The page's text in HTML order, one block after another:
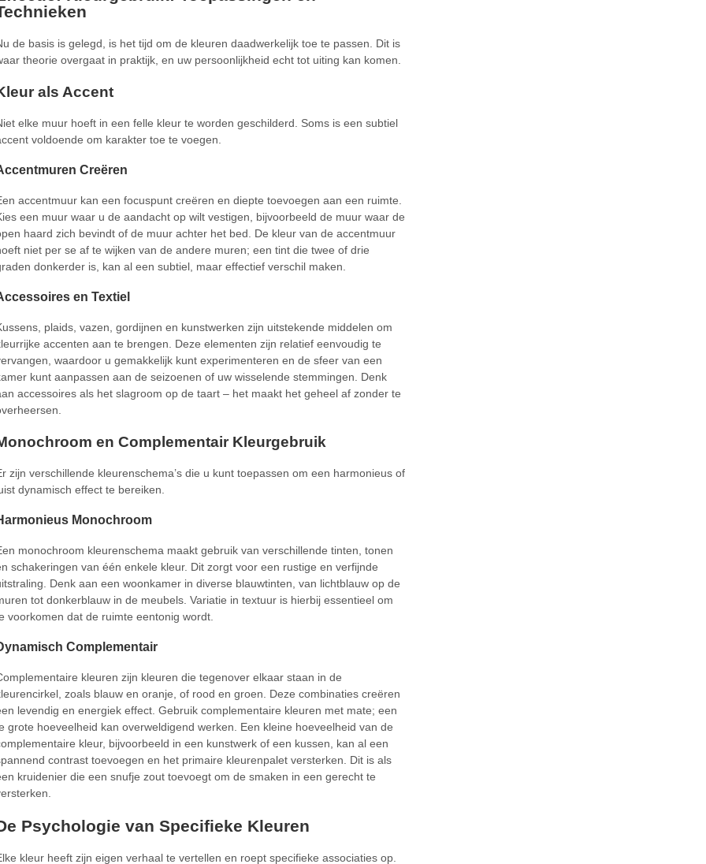
de basis is gelegd, is het tijd om de kleuren daadwerkelijk toe te passen. Dit is
theorie overgaat in praktijk, en uw persoonlijkheid echt tot uiting kan komen.
als Accent
elke muur hoeft in een felle kleur te worden geschilderd. Soms is een subtiel
voldoende om karakter toe te voegen.
Creëren
accentmuur kan een focuspunt creëren en diepte toevoegen aan een ruimte.
een muur waar u de aandacht op wilt vestigen, bijvoorbeeld de muur waar de
haard zich bevindt of de muur achter het bed. De kleur van de accentmuur
niet per se af te wijken van de andere muren; een tint die twee of drie
donkerder is, kan al een subtiel, maar effectief verschil maken.
en Textiel
plaids, vazen, gordijnen en kunstwerken zijn uitstekende middelen om
accenten aan te brengen. Deze elementen zijn relatief eenvoudig te
waardoor u gemakkelijk kunt experimenteren en de sfeer van een
kunt aanpassen aan de seizoenen of uw wisselende stemmingen. Denk
accessoires als het slagroom op de taart – het maakt het geheel af zonder te
en Complementair Kleurgebruik
zijn verschillende kleurenschema’s die u kunt toepassen om een harmonieus of
dynamisch effect te bereiken.
Monochroom
monochroom kleurenschema maakt gebruik van verschillende tinten, tonen
schakeringen van één enkele kleur. Dit zorgt voor een rustige en verfijnde
Denk aan een woonkamer in diverse blauwtinten, van lichtblauw op de
tot donkerblauw in de meubels. Variatie in textuur is hierbij essentieel om
voorkomen dat de ruimte eentonig wordt.
Complementair
kleuren zijn kleuren die tegenover elkaar staan in de
zoals blauw en oranje, of rood en groen. Deze combinaties creëren
levendig en energiek effect. Gebruik complementaire kleuren met mate; een
grote hoeveelheid kan overweldigend werken. Een kleine hoeveelheid van de
kleur, bijvoorbeeld in een kunstwerk of een kussen, kan al een
contrast toevoegen en het primaire kleurenpalet versterken. Dit is als
kruidenier die een snufje zout toevoegt om de smaken in een gerecht te
Psychologie van Specifieke Kleuren
kleur heeft zijn eigen verhaal te vertellen en roept specifieke associaties op.